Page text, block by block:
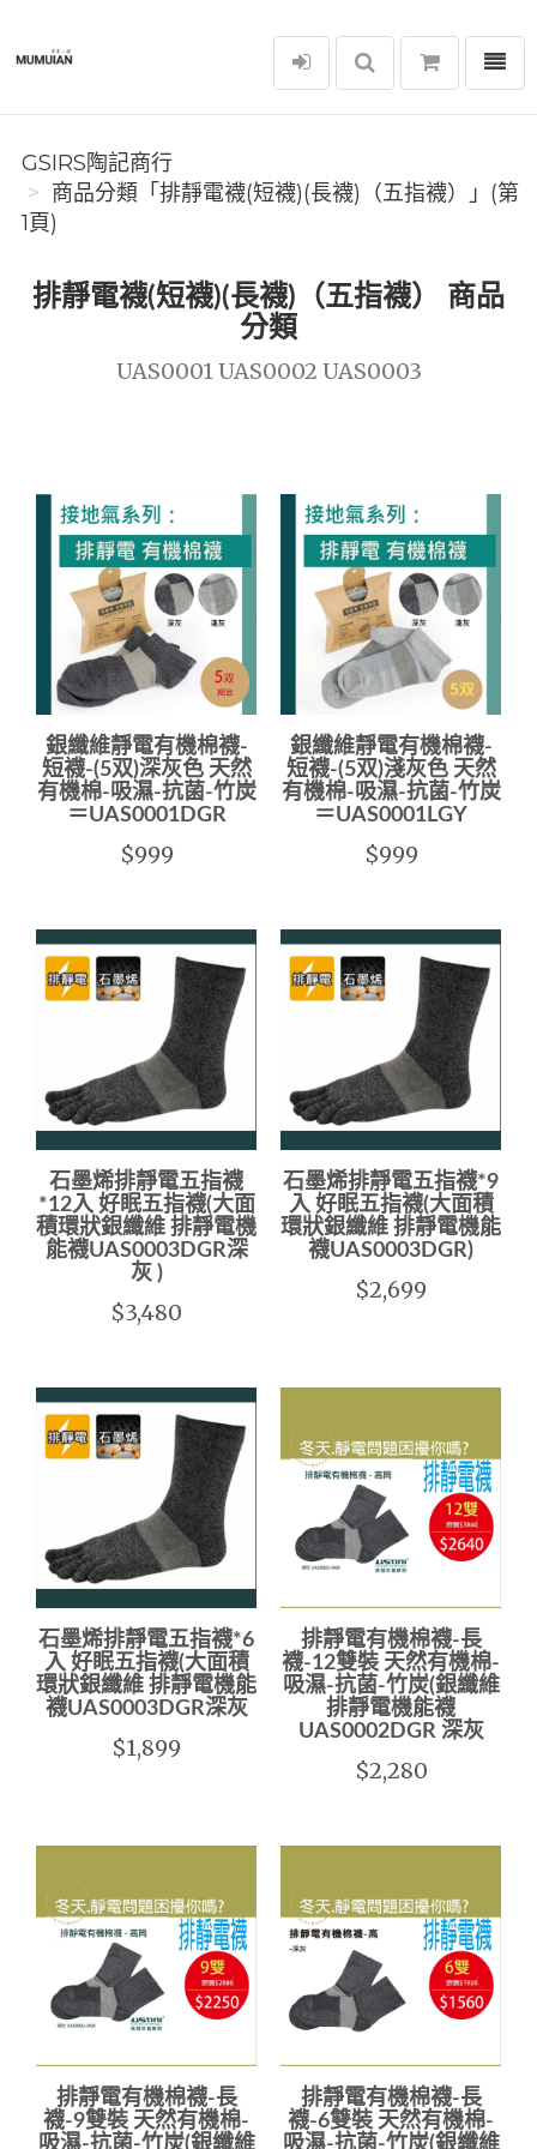
GSIRS陶記商行
選單
GSIRS陶記商行
商品分類「排靜電襪(短襪)(長襪)（五指襪）」(第
1頁)
排靜電襪(短襪)(長襪)（五指襪） 商品
分類
UAS0001 UAS0002 UAS0003
銀纖維靜電有機棉襪-
短襪-(5双)深灰色 天然
有機棉-吸濕-抗菌-竹炭
＝UAS0001DGR
$999
銀纖維靜電有機棉襪-
短襪-(5双)淺灰色 天然
有機棉-吸濕-抗菌-竹炭
＝UAS0001LGY
$999
石墨烯排靜電五指襪
*12入 好眠五指襪(大面
積環狀銀纖維 排靜電機
能襪UAS0003DGR深
灰 )
$3,480
石墨烯排靜電五指襪*9
入 好眠五指襪(大面積
環狀銀纖維 排靜電機能
襪UAS0003DGR)
$2,699
石墨烯排靜電五指襪*6
入 好眠五指襪(大面積
環狀銀纖維 排靜電機能
襪UAS0003DGR深灰
$1,899
排靜電有機棉襪-長
襪-12雙裝 天然有機棉-
吸濕-抗菌-竹炭(銀纖維
排靜電機能襪
UAS0002DGR 深灰
$2,280
排靜電有機棉襪-長
襪-9雙裝 天然有機棉-
吸濕-抗菌-竹炭(銀纖維
排靜電有機棉襪-長
襪-6雙裝 天然有機棉-
吸濕-抗菌-竹炭(銀纖維